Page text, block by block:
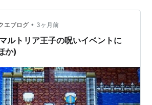
ゅのはは1枚も持っていない場合に限
のですが、離脱中のサマルトリア王
分に関しては所持数にカウントされず
るだけなら持って…
エブログ • 3ヶ月前
ルトリア王子の呪いイベントに
か)